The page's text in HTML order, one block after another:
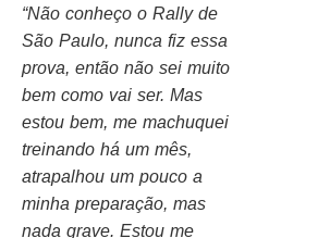
“Não conheço o Rally de
São Paulo, nunca fiz essa
prova, então não sei muito
bem como vai ser. Mas
estou bem, me machuquei
treinando há um mês,
atrapalhou um pouco a
minha preparação, mas
nada grave. Estou me